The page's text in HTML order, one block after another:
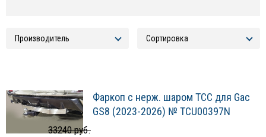
Фаркоп с нерж. шаром ТСС для Gac
GS8 (2023-2026) № TCU00397N
33240 руб.